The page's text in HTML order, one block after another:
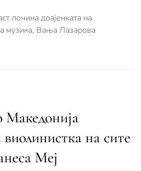
почина доајенката на
музика, Вања Лазарова
Македонија
виолинистка на сите
Меј